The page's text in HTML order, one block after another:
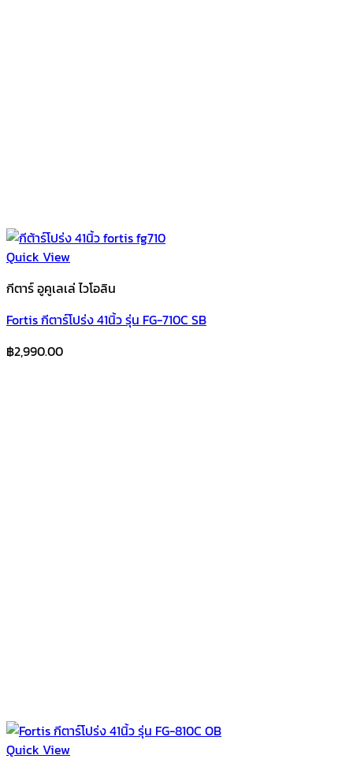
Quick View
กีตาร์ อูคูเลเล่ ไวโอลิน
Fortis กีตาร์โปร่ง 41นิ้ว รุ่น FG-710C SB
฿2,990.00
Quick View